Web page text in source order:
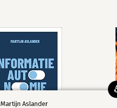
Martijn Aslander